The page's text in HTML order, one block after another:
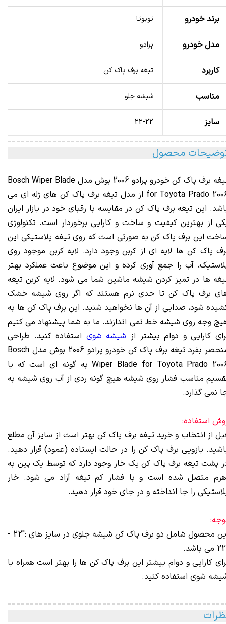
برند خودرو تویوتا
مدل خودرو پرادو
کاربرد تیغه برف پاک کن
مناسب شیشه جلو
سایز 22-22
محصول
تیغه برف پاک کن خودرو پرادو 2006 بوش مدل Bosch Wiper Blade
for Toyota Prado از مدل تیغه برف پاک کن‌ های ژله‌ ای می‌
این تیغه برف پاک کن در مقایسه با رقبای خود در بازار ایران
از بهترین کیفیت و ساخت و کارایی برخوردار است. تکنولوژی
این برف پاک کن به صورتی است که روی تیغه پلاستیکی این
پاک کن‌ ها لایه‌ ای از کربن وجود دارد. لایه کربن موجود روی
آب را جمع آوری کرده و این موضوع باعث عملکرد بهتر
ها در تمیز کردن شیشه ماشین شما می‌ شود. لایه کربن تیغه‌
برف پاک کن تا حدی نرم هستند که اگر روی شیشه خشک
شود، صدایی از آن ها نخواهید شنید. این برف پاک کن ها به
وجه روی شیشه خط نمی اندازند. ما به شما پیشنهاد می‌ کنیم
کارایی و دوام بیشتر از شیشه شوی استفاده کنید. طراحی
منحصر بفرد تیغه برف پاک کن خودرو پرادو 2006 بوش مدل Bosch
Wiper Blade for Toyota Prado 2006 به گونه‌ ای است که با
مناسب فشار روی شیشه هیچ گونه ردی از آب روی شیشه به
نمی‌ گذارد.
استفاده:
از انتخاب و خرید تیغه برف پاک کن بهتر است از سایز آن مطلع
بازویی برف پاک کن را در حالت ایستاده (عمود) قرار دهید.
پشت تیغه برف پاک کن یک خار وجود دارد که توسط یک پین به
متصل شده است و با فشار کم تیغه آزاد می شود. خار
را جا انداخته و در جای خود قرار دهید.
این محصول شامل دو برف پاک کن شیشه جلوی در سایز های :"22 -
کارایی و دوام بیشتر این برف پاک کن ها را بهتر است همراه با
شوی استفاده کنید.